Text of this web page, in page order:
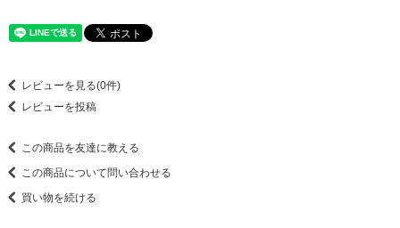
レビューを見る(0件)
レビューを投稿
この商品を友達に教える
この商品について問い合わせる
買い物を続ける